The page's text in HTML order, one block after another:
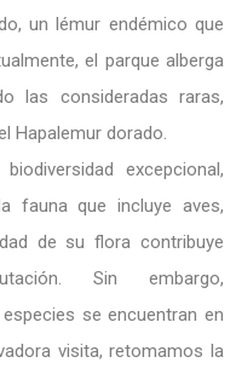
un lémur endémico que
el parque alberga
las consideradas raras,
Hapalemur dorado.
excepcional,
fauna que incluye aves,
de su flora contribuye
Sin embargo,
se encuentran en
visita, retomamos la